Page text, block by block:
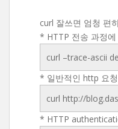
curl 잘쓰면 엄청 편
* HTTP 전송 과정
curl –trace-ascii
* 일반적인 http 요
curl http://
* HTTP